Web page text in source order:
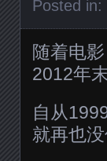
Posted in:
随着电
2012年
自从
就再也